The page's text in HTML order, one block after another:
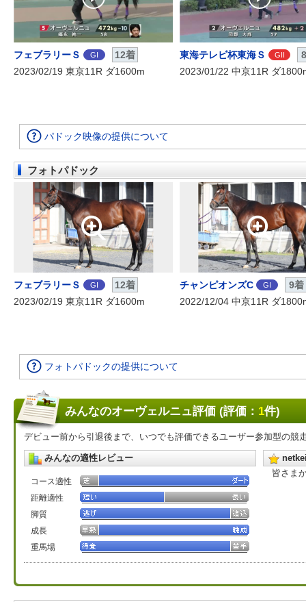
フェブラリーＳ GI
12着
2023/02/19 東京11R ダ1600m
東海テレビ杯東海Ｓ GII
2023/01/22 中京11R ダ
パドック映像の提供について
フォトパドック
フェブラリーＳ GI
12着
2023/02/19 東京11R ダ1600m
チャンピオンズC GI
9着
2022/12/04 中京11R ダ
フォトパドックの提供について
みんなのオーヴェルニュ評価 (評価： 1件)
デビュー前から引退後まで、いつでも評価できるユーザー参加型の競
みんなの適性レビュー
コース適性
距離適性
脚質
成長
重馬場
皆さま